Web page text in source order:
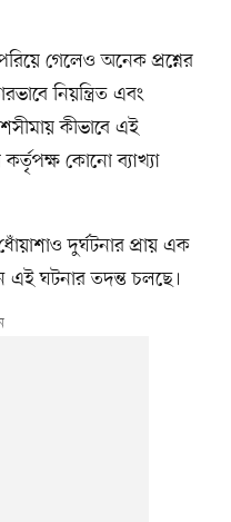
গেলেও অনেক প্রশ্নের
নিয়ন্ত্রিত এবং
কীভাবে এই
কোনো ব্যাখ্যা
দুর্ঘটনার প্রায় এক
এই ঘটনার তদন্ত চলছে।